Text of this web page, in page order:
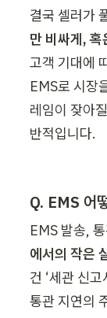
결국 셀러가
만 비싸게,
고객 기대에
EMS로 시장
레임이 잦아
반적입니다.
Q. EMS 어
EMS 발송,
에서의 작은
건 ‘세관 신
통관 지연의